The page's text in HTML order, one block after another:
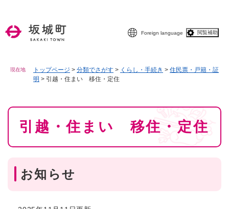
Foreign language 閲覧補助
現在地 トップページ > 分類でさがす > くらし・手続き > 住民票・戸籍・証
明 > 引越・住まい 移住・定住
本
引越・住まい 移住・定住
お知らせ